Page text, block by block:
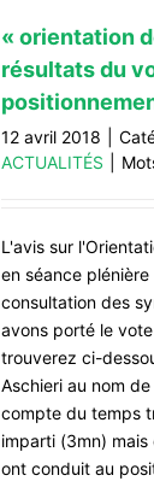
« orientation
résultats du
12 avril 2018
ACTUALITÉS
L'avis sur
en séance
consultation des
avons porté le
trouverez ci-
Aschieri au nom
compte du temps
imparti (3mn)
ont conduit au